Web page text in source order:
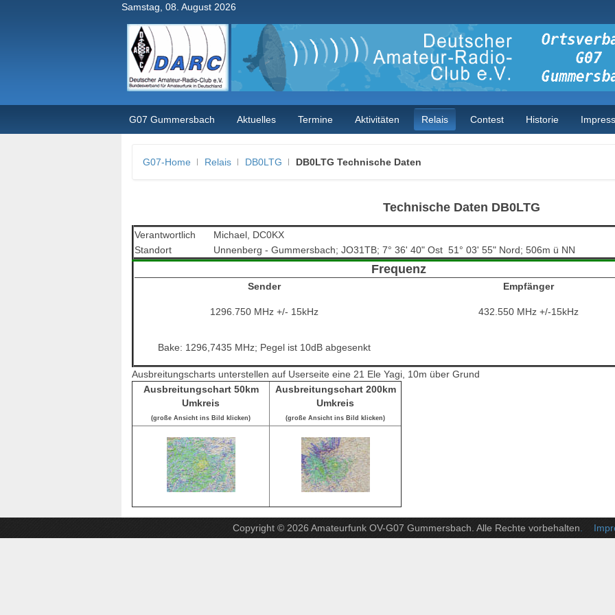
Samstag, 08. August 2026
G07 Gummersbach Aktuelles Termine Aktivitäten Relais Contest Historie
G07-Home Relais DB0LTG DB0LTG Technische Daten
Technische Daten DB0LTG
Verantwortlich
Michael, DC0KX
Standort
Unnenberg - Gummersbach; JO31TB; 7° 36' 40" Ost 51° 03' 55" Nord; 506m ü NN
Frequenz
Sender Empfänger
1296.750 MHz +/- 15kHz 432.550 MHz +/-15kHz
Bake: 1296,7435 MHz; Pegel ist 10dB abgesenkt
Ausbreitungscharts unterstellen auf Userseite eine 21 Ele Yagi, 10m über Grund
Ausbreitungschart 50km
Umkreis
(große Ansicht ins Bild klicken)
Ausbreitungschart 200km
Umkreis
(große Ansicht ins Bild klicken)
Copyright © 2026 Amateurfunk OV-G07 Gummersbach. Alle Rechte vorbehalten .